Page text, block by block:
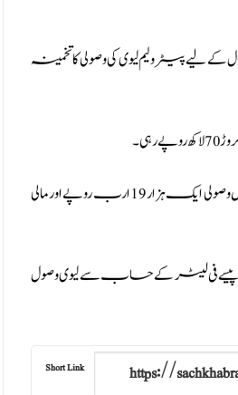
روپے ہے اور آئندہ مالی سال کے لیے پیٹرولیم لیوی کی وصولی کا تخمینہ
آئی ایم ایف کی رپورٹ کے مطابق گزشتہ مالی سال 24-2023 میں پیٹرولیم لیوی کی مد میں وصولی ایک ہزار 19 ارب روپے اور مالی
2 پیسےفی لیٹر اور ہائی اسپیڈ ڈیزل پر 77 روپے ایک پیسے فی لیٹر کے حساب سے لیوی وصول
Short Link